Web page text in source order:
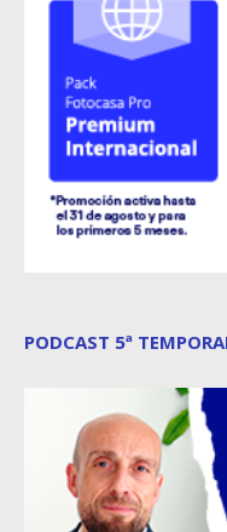
PODCAST 5ª